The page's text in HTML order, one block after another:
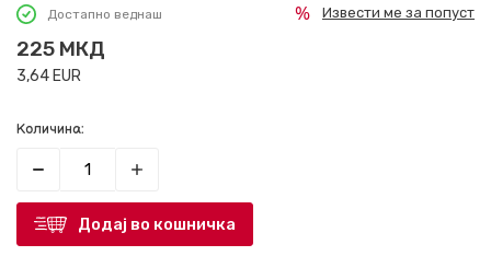
Достапно веднаш
225 МКД
3,64 EUR
Извести ме за попуст
Количина:
Додај во кошничка